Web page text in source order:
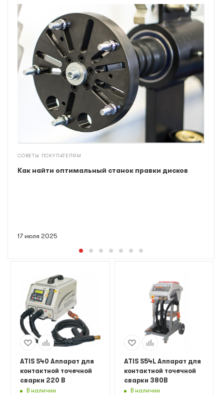
СОВЕТЫ ПОКУПАТЕЛЯМ
17 июля 2025
Как найти оптимальный станок правки дисков
ATIS S40 Аппарат для
контактной точечной
сварки 220 В
В наличии
ATIS S54L Аппарат для
контактной точечной
сварки 380В
В наличии